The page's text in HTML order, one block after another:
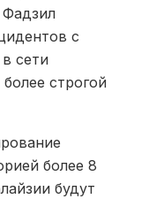
с
сети
строгой
более 8
будут